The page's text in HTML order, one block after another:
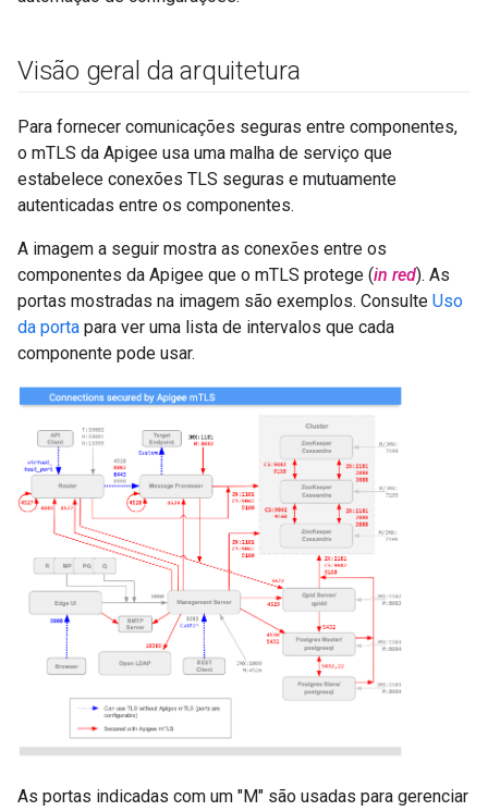
Visão geral da arquitetura
Para fornecer comunicações seguras entre componentes,
o mTLS da Apigee usa uma malha de serviço que
estabelece conexões TLS seguras e mutuamente
autenticadas entre os componentes.
A imagem a seguir mostra as conexões entre os
componentes da Apigee que o mTLS protege (in red). As
portas mostradas na imagem são exemplos. Consulte Uso
da porta para ver uma lista de intervalos que cada
componente pode usar.
As portas indicadas com um "M" são usadas para gerenciar